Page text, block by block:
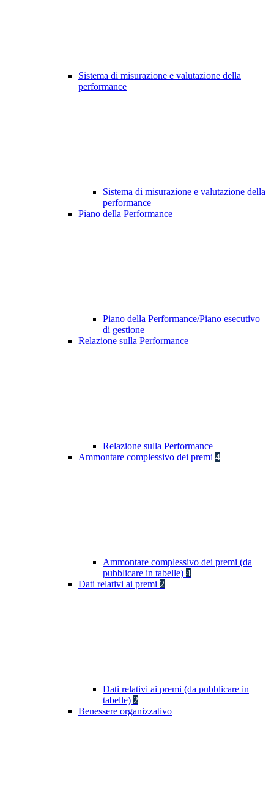
Sistema di misurazione e valutazione della
performance
Sistema di misurazione e valutazione della
performance
Piano della Performance
Piano della Performance/Piano esecutivo
di gestione
Relazione sulla Performance
Relazione sulla Performance
Ammontare complessivo dei premi 4
Ammontare complessivo dei premi (da
pubblicare in tabelle) 4
Dati relativi ai premi 2
Dati relativi ai premi (da pubblicare in
tabelle) 2
Benessere organizzativo